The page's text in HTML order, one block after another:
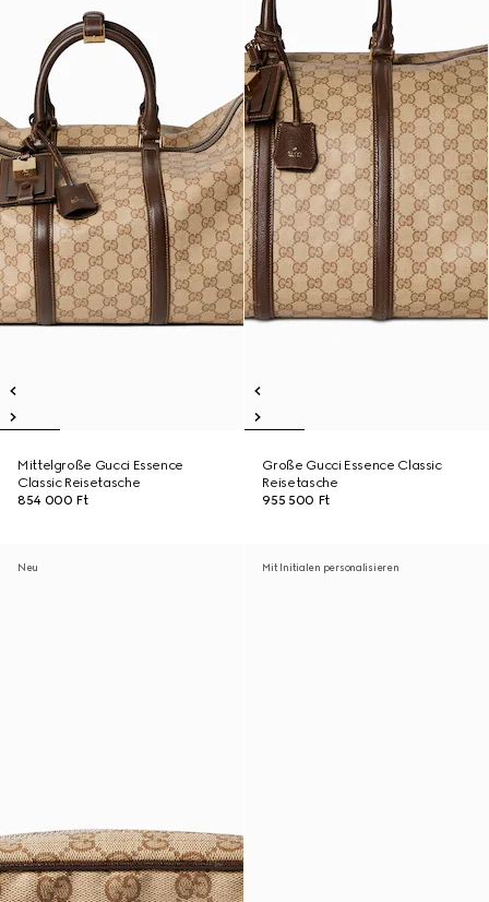
Mittelgroße Gucci Essence
Classic Reisetasche
854 000 Ft
Große Gucci Essence Classic
Reisetasche
955 500 Ft
Neu Mit Initialen personalisieren